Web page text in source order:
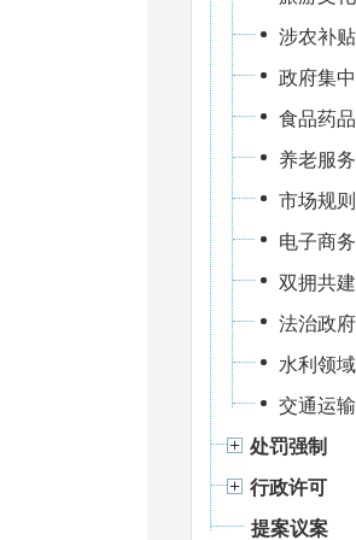
涉农补贴
政府集
食品药
养老服务
市场规
电子商务
双拥共建
法治政府
水利领域
交通运输
处罚强制
行政许可
提案议案